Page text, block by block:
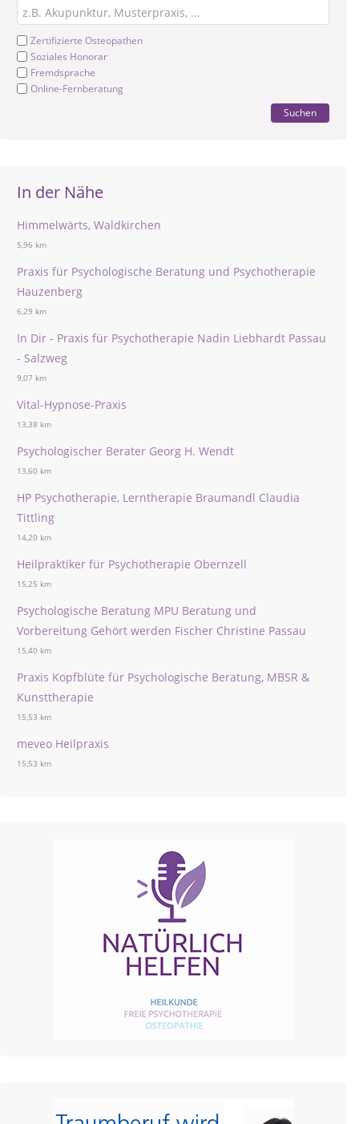
Zertifizierte Osteopathen
Soziales Honorar
Fremdsprache
Online-Fernberatung
Suchen
In der Nähe
Himmelwärts, Waldkirchen
5,96 km
Praxis für Psychologische Beratung und Psychotherapie
Hauzenberg
6,29 km
In Dir - Praxis für Psychotherapie Nadin Liebhardt Passau
- Salzweg
9,07 km
Vital-Hypnose-Praxis
13,38 km
Psychologischer Berater Georg H. Wendt
13,60 km
HP Psychotherapie, Lerntherapie Braumandl Claudia
Tittling
14,20 km
Heilpraktiker für Psychotherapie Obernzell
15,25 km
Psychologische Beratung MPU Beratung und
Vorbereitung Gehört werden Fischer Christine Passau
15,40 km
Praxis Kopfblüte für Psychologische Beratung, MBSR &
Kunsttherapie
15,53 km
meveo Heilpraxis
15,53 km